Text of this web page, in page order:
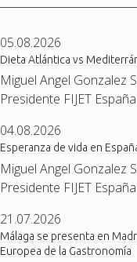
05.08.2026
Dieta Atlántica vs
Miguel Angel Gonzalez
Presidente FIJET España
04.08.2026
Esperanza de vida en
Miguel Angel Gonzalez
Presidente FIJET España
21.07.2026
Málaga se presenta en
Europea de la Gastronomía